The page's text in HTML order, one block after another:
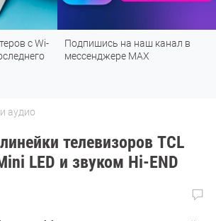
в
Рейтинг телевизоров 2026:
лучшие модели для гостиной,
аудио
телевизоров TCL
LED и звуком Hi-END